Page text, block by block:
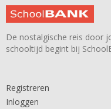
De nostalgische reis door
schooltijd begint bij
Registreren
Inloggen